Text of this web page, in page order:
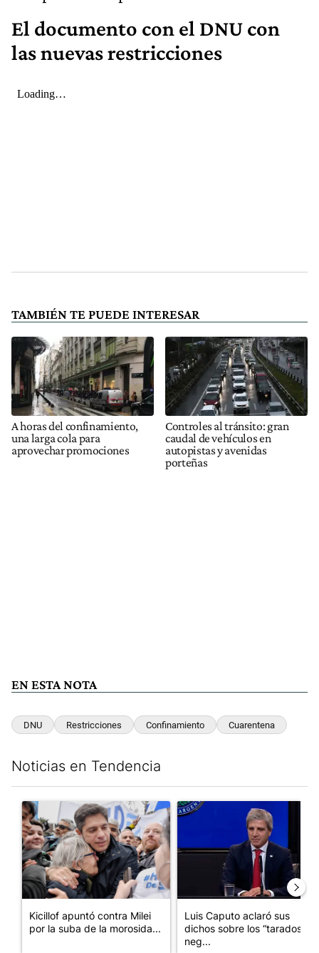
El documento con el DNU con
las nuevas restricciones
TAMBIÉN TE PUEDE INTERESAR
A horas del confinamiento,
una larga cola para
aprovechar promociones
Controles al tránsito: gran
caudal de vehículos en
autopistas y avenidas
porteñas
EN ESTA NOTA
DNU Restricciones Confinamiento Cuarentena
Noticias en Tendencia
Un artículo de tendencia con el título "Kicillof apuntó contra
Kicillof apuntó contra Milei
por la suba de la morosida...
Un artículo de tendencia con
Luis Caputo aclaró sus
dichos sobre los “tarados” y
neg...